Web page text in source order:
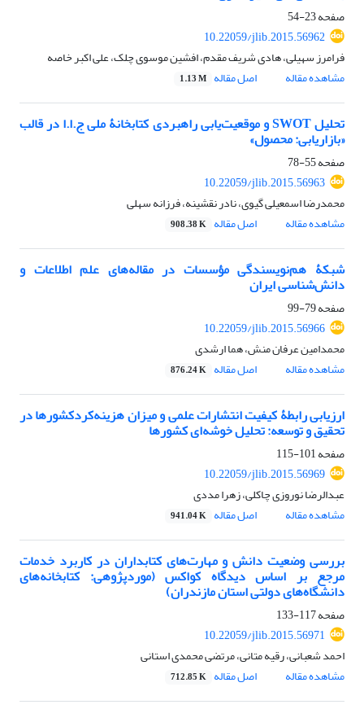
صفحه23-54
10.22059/jlib.2015.56962
فرامرز سهیلی، هادی شریف مقدم، افشین موسوی چلک، علی اکبر خاصه
مشاهده مقاله
اصل مقاله 1.13 M
تحلیل SWOT و موقعیت‌یابی راهبردی کتابخانۀ ملی ج.ا.ا در قالب
«بازاریابی: محصول»
صفحه55-78
10.22059/jlib.2015.56963
محمدرضا اسمعیلی گیوی، نادر نقشینه، فرزانه سهلی
مشاهده مقاله
اصل مقاله 908.38 K
شبکۀ هم‌نویسندگی مؤسسات در مقاله‌های علم اطلاعات و
دانش‌شناسی ایران
صفحه79-99
10.22059/jlib.2015.56966
محمدامین عرفان منش، هما ارشدی
مشاهده مقاله
اصل مقاله 876.24 K
ارزیابی رابطۀ کیفیت انتشارات علمی و میزان هزینه‌کردکشورها در
تحقیق و توسعه: تحلیل خوشه‌ای کشورها
صفحه101-115
10.22059/jlib.2015.56969
عبدالرضا نوروزی چاکلی، زهرا مددی
مشاهده مقاله
اصل مقاله 941.04 K
بررسی وضعیت دانش و مهارت‌های کتابداران در کاربرد خدمات
مرجع بر اساس دیدگاه کواکس (مورد‌پژوهی: کتابخانه‌های
دانشگاه‌‌های دولتی استان مازندران)
صفحه117-133
10.22059/jlib.2015.56971
احمد شعبانی، رقیه متانی، مرتضی محمدی استانی
مشاهده مقاله
اصل مقاله 712.85 K